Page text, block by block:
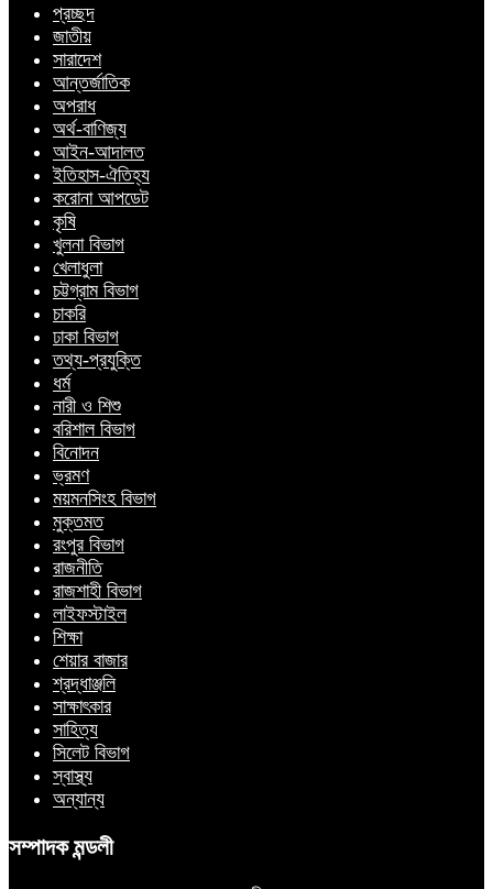
প্রচ্ছদ
জাতীয়
সারাদেশ
আন্তর্জাতিক
অপরাধ
অর্থ-বাণিজ্য
আইন-আদালত
ইতিহাস-ঐতিহ্য
করোনা আপডেট
কৃষি
খুলনা বিভাগ
খেলাধুলা
চট্টগ্রাম বিভাগ
চাকরি
ঢাকা বিভাগ
তথ্য-প্রযুক্তি
ধর্ম
নারী ও শিশু
বরিশাল বিভাগ
বিনোদন
ভ্রমণ
ময়মনসিংহ বিভাগ
মুক্তমত
রংপুর বিভাগ
রাজনীতি
রাজশাহী বিভাগ
লাইফস্টাইল
শিক্ষা
শেয়ার বাজার
শ্রদ্ধাঞ্জলি
সাক্ষাৎকার
সাহিত্য
সিলেট বিভাগ
স্বাস্থ্য
অন্যান্য
সম্পাদক মন্ডলী